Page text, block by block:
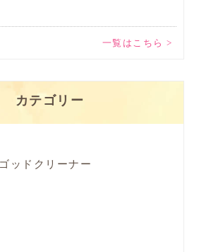
一覧はこちら >
カテゴリー
ッドクリーナー